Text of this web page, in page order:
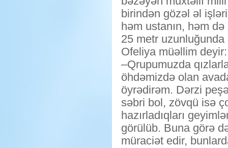
birindən gözəl əl
həm ustanın, həm
25 metr uzunluğunda
Ofeliya müəllim deyir:
–Qrupumuzda
öhdəmizdə olan
öyrədirəm. Dərzi
səbri bol, zövqü isə
hazırladıqları
görülüb. Buna görə
müraciət edir,